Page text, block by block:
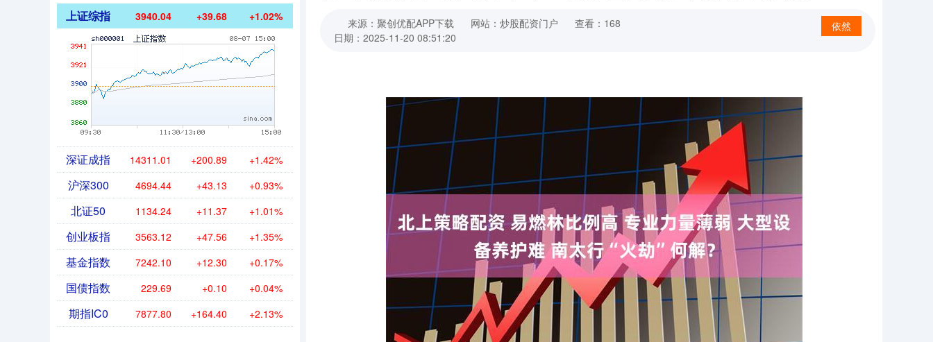
依然
来源：聚创优配APP下载 网站：炒股配资门户
查看：168
日期：2025-11-20 08:51:20
上证综指 3940.04 +39.68 +1.02%
深证成指 14311.01 +200.89 +1.42%
沪深300 4694.44 +43.13 +0.93%
北证50 1134.24 +11.37 +1.01%
创业板指 3563.12 +47.56 +1.35%
基金指数 7242.10 +12.30 +0.17%
国债指数 229.69 +0.10 +0.04%
期指IC0 7877.80 +164.40 +2.13%